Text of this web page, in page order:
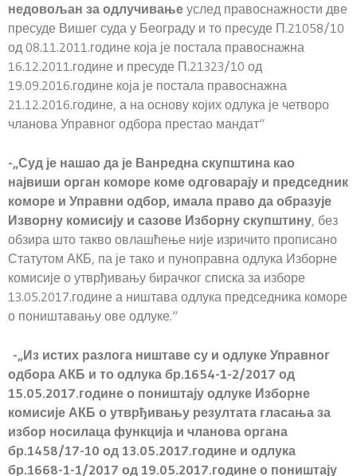
недовољан за одлучивање услед правоснажности две
пресуде Вишег суда у Београду и то пресуде П.21058/10
од 08.11.2011.године која је постала правоснажна
16.12.2011.године и пресуде П.21323/10 од
19.09.2016.године која је постала правоснажна
21.12.2016.године, а на основу којих одлука је четворо
чланова Управног одбора престао мандат“
-„Суд је нашао да је Ванредна скупштина као
највиши орган коморе коме одговарају и председник
коморе и Управни одбор, имала право да образује
Изворну комисију и сазове Изборну скупштину, без
обзира што такво овлашћење није изричито прописано
Статутом АКБ, па је тако и пуноправна одлука Изборне
комисије о утврђивању бирачког списка за изборе
13.05.2017.године а ништава одлука председника коморе
о поништавању ове одлуке.“
-„Из истих разлога ништаве су и одлуке Управног
одбора АКБ и то одлука бр.1654-1-2/2017 од
15.05.2017.године о поништају одлуке Изборне
комисије АКБ о утврђивању резултата гласања за
избор носилаца функција и чланова органа
бр.1458/17-10 од 13.05.2017.године и одлука
бр.1668-1-1/2017 од 19.05.2017.године о поништају